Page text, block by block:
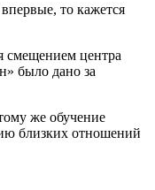
то кажется
смещением центра
было дано за
же обучение
близких отношений